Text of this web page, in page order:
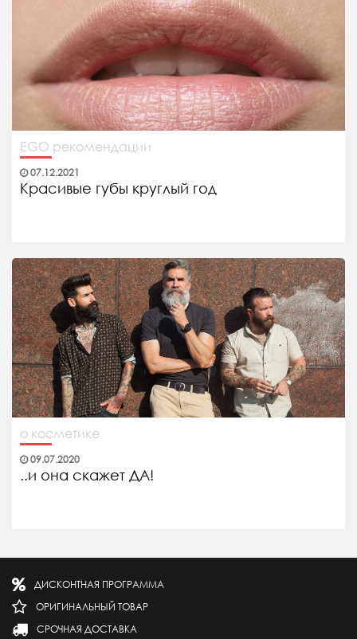
EGO рекомендации
07.12.2021
Красивые губы круглый год
о косметике
09.07.2020
..и она скажет ДА!
ДИСКОНТНАЯ ПРОГРАММА
ОРИГИНАЛЬНЫЙ ТОВАР
СРОЧНАЯ ДОСТАВКА